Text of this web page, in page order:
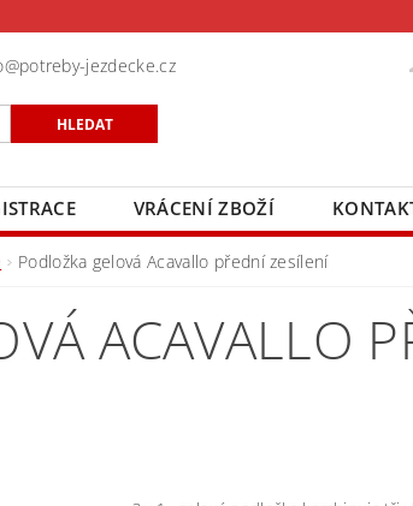
jezdecke.cz
VRÁCENÍ ZBOŽÍ
Podložka gelová Acavallo přední zesílení
ACAVALLO